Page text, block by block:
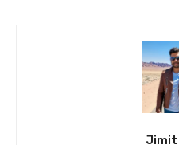
Jimit